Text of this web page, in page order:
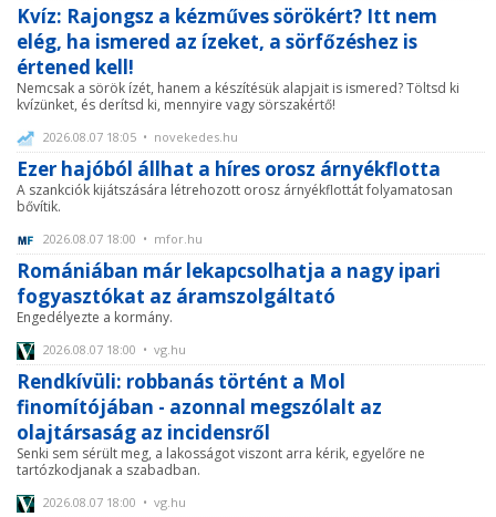
Kvíz: Rajongsz a kézműves sörökért? Itt nem
elég, ha ismered az ízeket, a sörfőzéshez is
értened kell!
Nemcsak a sörök ízét, hanem a készítésük alapjait is ismered? Töltsd ki
kvízünket, és derítsd ki, mennyire vagy sörszakértő!
2026.08.07 18:05 • novekedes.hu
Ezer hajóból állhat a híres orosz árnyékflotta
A szankciók kijátszására létrehozott orosz árnyékflottát folyamatosan
bővítik.
2026.08.07 18:00 • mfor.hu
Romániában már lekapcsolhatja a nagy ipari
fogyasztókat az áramszolgáltató
Engedélyezte a kormány.
2026.08.07 18:00 • vg.hu
Rendkívüli: robbanás történt a Mol
finomítójában - azonnal megszólalt az
olajtársaság az incidensről
Senki sem sérült meg, a lakosságot viszont arra kérik, egyelőre ne
tartózkodjanak a szabadban.
2026.08.07 18:00 • vg.hu